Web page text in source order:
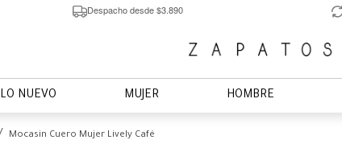
Despacho desde $3.890
LO NUEVO MUJER HOMBRE
Mocasin Cuero Mujer Lively Café